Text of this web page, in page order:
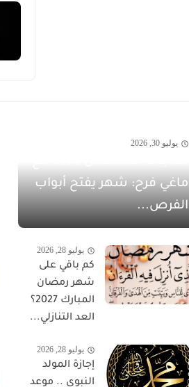
يوليو 30, 2026
ماغي فرح: شهر يفتح أبواب
الفرص...
يوليو 28, 2026
كم باقي على
شهر رمضان
المبارك 2027؟
العد التنازلي...
يوليو 28, 2026
إجازة المولد
النبوي .. موعد